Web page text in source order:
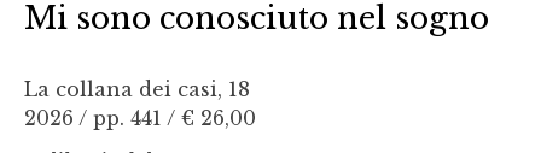
Mi sono conosciuto nel sogno
La collana dei casi, 18
2026 / pp. 441 / € 26,00